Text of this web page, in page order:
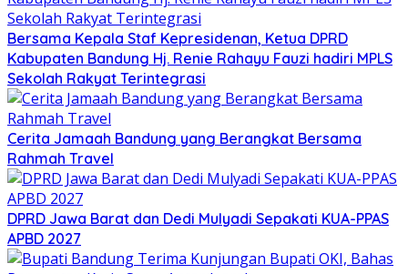
Bersama Kepala Staf Kepresidenan, Ketua DPRD
Kabupaten Bandung Hj. Renie Rahayu Fauzi hadiri MPLS
Sekolah Rakyat Terintegrasi
Cerita Jamaah Bandung yang Berangkat Bersama
Rahmah Travel
DPRD Jawa Barat dan Dedi Mulyadi Sepakati KUA-PPAS
APBD 2027